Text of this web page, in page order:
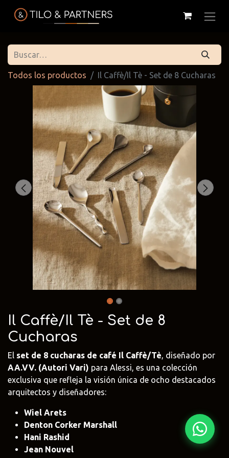
Todos los productos Il Caffè/Il Tè - Set de 8 Cucharas
Il Caffè/Il Tè - Set de 8
Cucharas
El set de 8 cucharas de café Il Caffè/Tè, diseñado por
AA.VV. (Autori Vari) para Alessi, es una colección
exclusiva que refleja la visión única de ocho destacados
arquitectos y diseñadores:
Wiel Arets
Denton Corker Marshall
Hani Rashid
Jean Nouvel
Tilo & Partners
@tiloandpartners
Cattelan
Italia
@cattelan.uy
@edone.it
Franke
@franke.uy
Duravit
@tilobath
Alessi
Fima Carlo
Frattini
@fima.uruguay
Adriani e
Rossi
@adrianierossi